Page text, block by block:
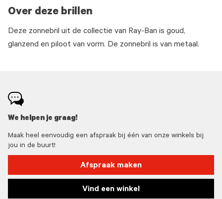
Over deze brillen
Deze zonnebril uit de collectie van Ray-Ban is goud,
glanzend en piloot van vorm. De zonnebril is van metaal.
We helpen je graag!
Maak heel eenvoudig een afspraak bij één van onze winkels bij
jou in de buurt!
Afspraak maken
Vind een winkel